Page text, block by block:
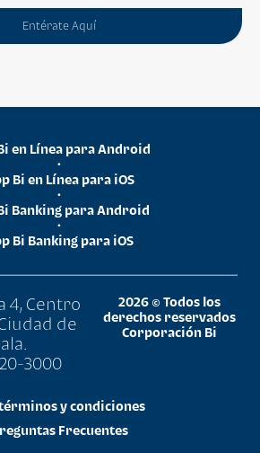
Entérate Aquí
en Línea para Android
•
Bi en Línea para iOS
•
Banking para Android
•
Bi Banking para iOS
4, Centro
de
3000
2026 © Todos los
derechos reservados
Corporación Bi
y condiciones
Frecuentes